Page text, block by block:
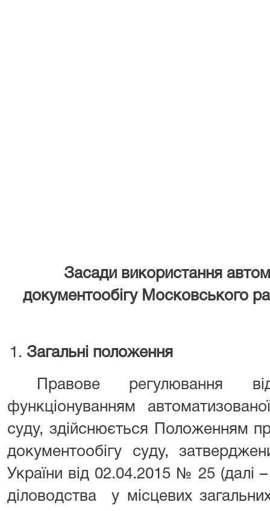
Засади використання
документообігу Московського
Загальні положення
Правове регулювання
функціонуванням
суду, здійснюється Положенням
документообігу суду,
України від 02.04.2015 № 25 (далі
діловодства у місцевих